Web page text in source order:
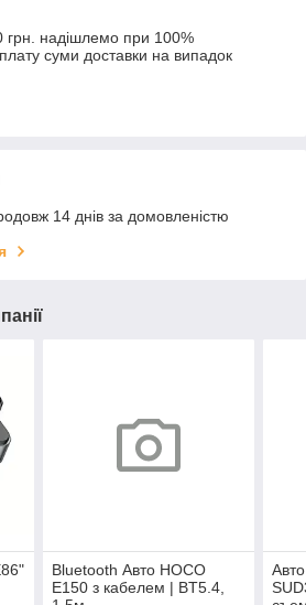
надішлемо при 100%
суми доставки на випадок
14 днів за домовленістю
Bluetooth Авто HOCO
E150 з кабелем | BT5.4,